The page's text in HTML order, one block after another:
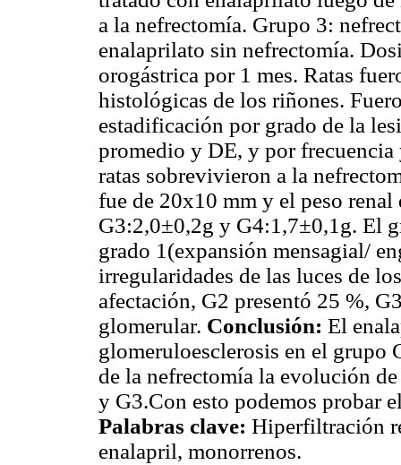
a la nefrectomía. Grupo 3:
enalaprilato sin nefrectomía.
orogástrica por 1 mes. Ratas
histológicas de los riñones.
estadificación por grado de la
promedio y DE, y por
ratas sobrevivieron a la
fue de 20x10 mm y el peso
G3:2,0±0,2g y G4:1,7±0,1g. El
grado 1(expansión mensagial/
irregularidades de las luces de
afectación, G2 presentó 25 %,
glomerular. Conclusión: El
glomeruloesclerosis en el grupo
de la nefrectomía la evolución
y G3.Con esto podemos probar
Palabras clave: Hiperfiltración
enalapril, monorrenos.